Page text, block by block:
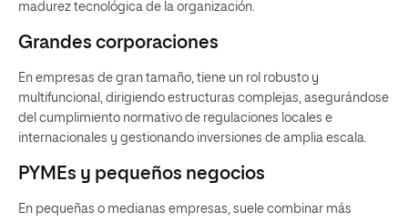
madurez tecnológica de la organización.
Grandes corporaciones
En empresas de gran tamaño, tiene un rol robusto y
multifuncional, dirigiendo estructuras complejas, asegurándose
del cumplimiento normativo de regulaciones locales e
internacionales y gestionando inversiones de amplia escala.
PYMEs y pequeños negocios
En pequeñas o medianas empresas, suele combinar más